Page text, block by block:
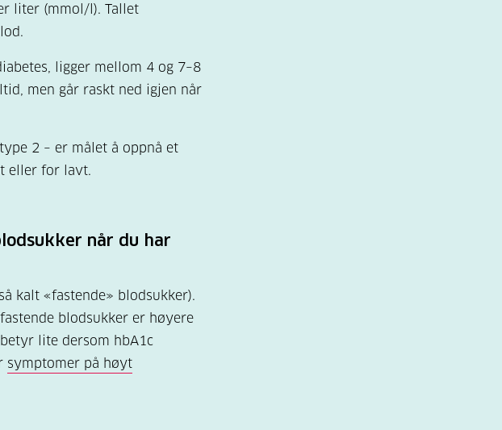
liter (mmol/l). Tallet
ligger mellom 4 og 7–8
men går raskt ned igjen når
2 – er målet å oppnå et
eller for lavt.
når du har
kalt «fastende» blodsukker).
blodsukker er høyere
lite dersom hbA1c
symptomer på høyt